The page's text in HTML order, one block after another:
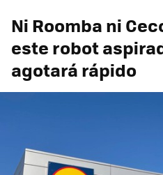
Ni Roomba ni
este robot
agotará rápido